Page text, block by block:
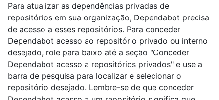
Para atualizar as dependências privadas de
repositórios em sua organização, Dependabot precisa
de acesso a esses repositórios. Para conceder
Dependabot acesso ao repositório privado ou interno
desejado, role para baixo até a seção "Conceder
Dependabot acesso a repositórios privados" e use a
barra de pesquisa para localizar e selecionar o
repositório desejado. Lembre-se de que conceder